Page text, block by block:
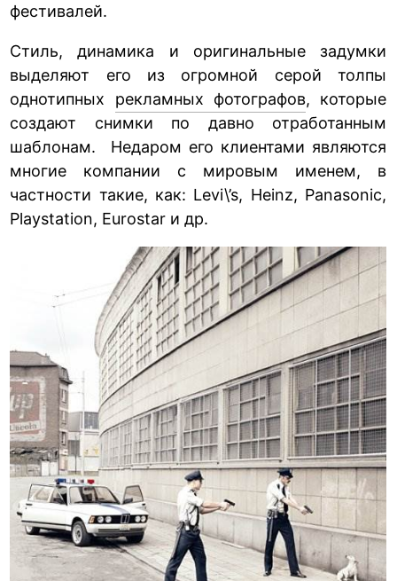
фестивалей.
Стиль, динамика и оригинальные задумки
выделяют его из огромной серой толпы
однотипных рекламных фотографов, которые
создают снимки по давно отработанным
шаблонам. Недаром его клиентами являются
многие компании с мировым именем, в
частности такие, как: Levi\’s, Heinz, Panasonic,
Playstation, Eurostar и др.